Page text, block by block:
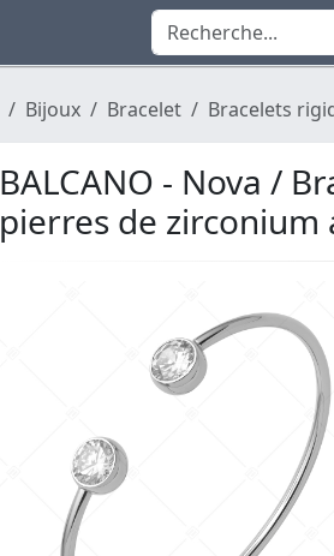
Bijoux Bracelet Bracelets
BALCANO - Nova /
pierres de